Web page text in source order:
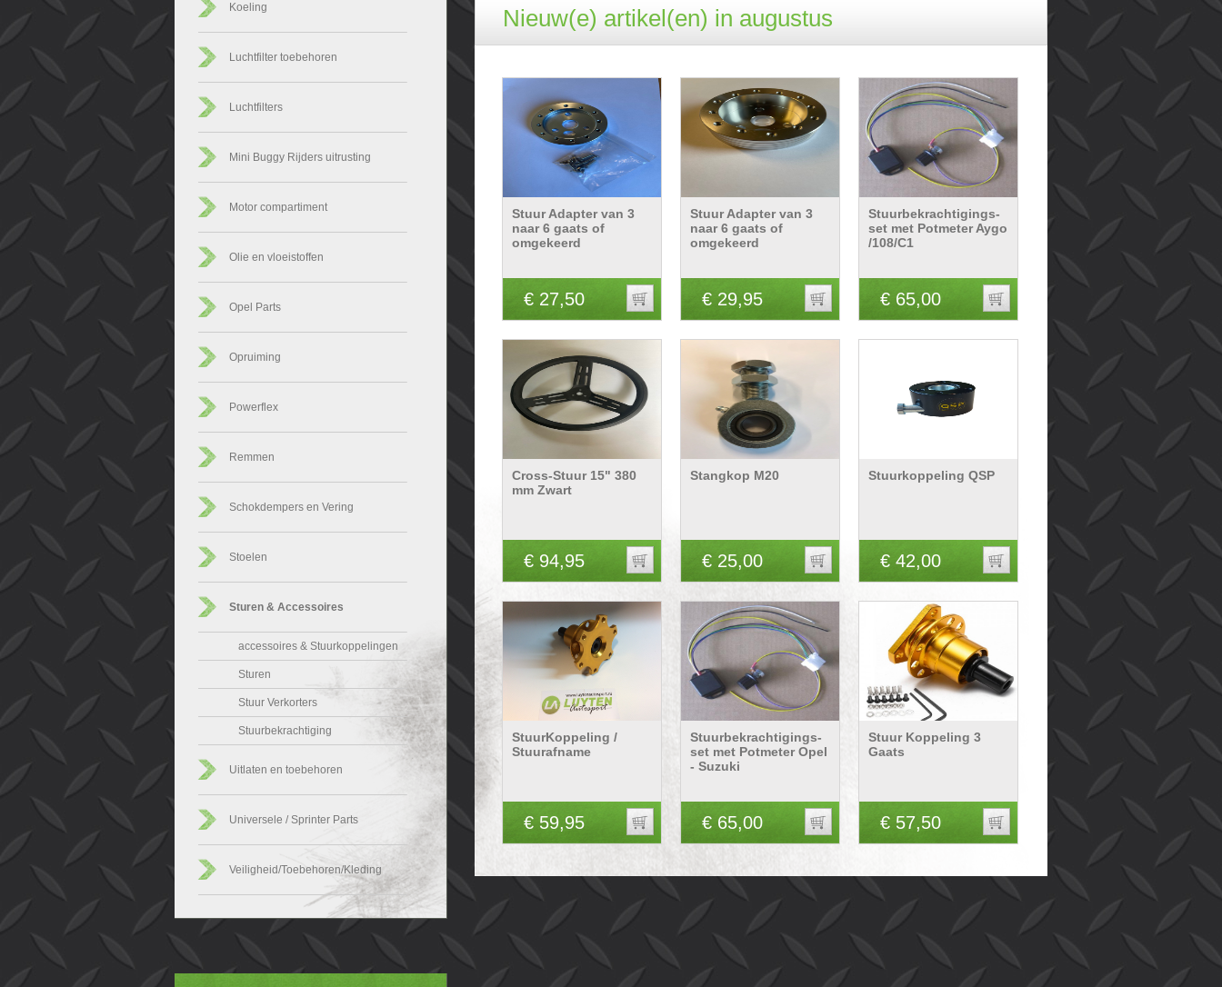
Koeling
Luchtfilter toebehoren
Luchtfilters
Mini Buggy Rijders uitrusting
Motor compartiment
Olie en vloeistoffen
Opel Parts
Opruiming
Powerflex
Remmen
Schokdempers en Vering
Stoelen
Sturen & Accessoires
accessoires & Stuurkoppelingen
Sturen
Stuur Verkorters
Stuurbekrachtiging
Uitlaten en toebehoren
Universele / Sprinter Parts
Veiligheid/Toebehoren/Kleding
Nieuw(e) artikel(en) in augustus
Stuur Adapter van 3
naar 6 gaats of
omgekeerd
€ 27,50
Stuur Adapter van 3
naar 6 gaats of
omgekeerd
€ 29,95
Stuurbekrachtigings-
set met Potmeter Aygo
/108/C1
€ 65,00
Cross-Stuur 15" 380
mm Zwart
€ 94,95
Stangkop M20
€ 25,00
Stuurkoppeling QSP
€ 42,00
StuurKoppeling /
Stuurafname
€ 59,95
Stuurbekrachtigings-
set met Potmeter Opel
- Suzuki
€ 65,00
Stuur Koppeling 3
Gaats
€ 57,50